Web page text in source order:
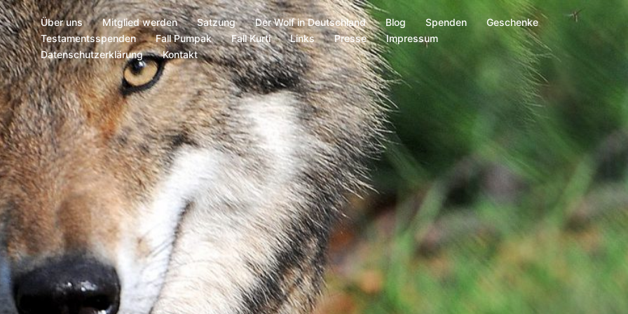
Über uns Mitglied werden Satzung Der Wolf in Deutschland Blog Spenden
Geschenke
Testamentsspenden
Fall Pumpak Fall Kurti Links Presse
Impressum
Datenschutzerklärung
Kontakt